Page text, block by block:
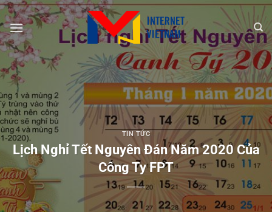
Chuyển
đến
nội
dung
TIN TỨC
Lịch Nghỉ Tết Nguyên Đán Năm 2020 Của
Công Ty FPT